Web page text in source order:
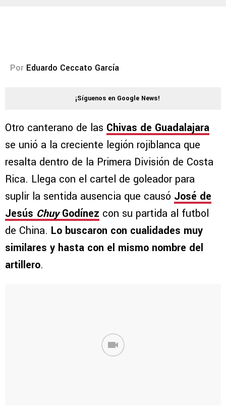
Por Eduardo Ceccato García
¡Síguenos en Google News!
Otro canterano de las Chivas de Guadalajara
se unió a la creciente legión rojiblanca que
resalta dentro de la Primera División de Costa
Rica. Llega con el cartel de goleador para
suplir la sentida ausencia que causó José de
Jesús ChuyGodínez con su partida al futbol
de China. Lo buscaron con cualidades muy
similares y hasta con el mismo nombre del
artillero.